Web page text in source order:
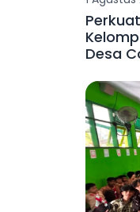
1 Agustus
Desa